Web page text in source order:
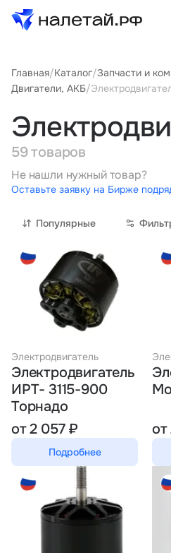
Товары
Услуги
Сервисы
Биржа
О проекте
Клиентам
Поставщикам
Государственные программы
Партнеры
Новости и аналитика
Главная/Каталог/Запчасти и
Двигатели, АКБ/
59 товаров
Не нашли нужный товар?
Оставьте заявку на Бирже
Популярные
Электродвигатель
Электродвигатель
ИРТ- 3115-900
Торнадо
от 2 057 ₽
Подробнее